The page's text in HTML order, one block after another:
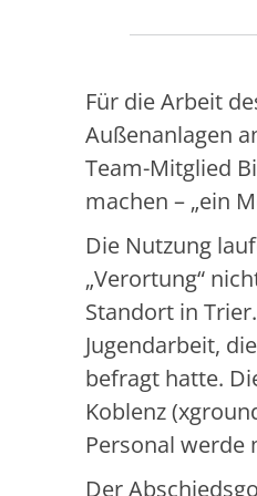
Für die Arbeit
Außenanlagen
Team-Mitglied
machen – „ein
Die Nutzung
„Verortung“
Standort in
Jugendarbeit,
befragt hatte.
Koblenz
Personal
Der